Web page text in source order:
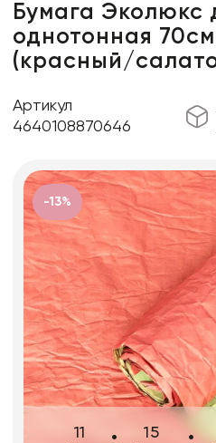
Декор для дома
Сухоцветы
Товары для флористов
Изделия из металла
Искусственные цветы и растения
Декоративные вазы, кашпо
Фоамиран
Свечи
Игрушки мягкие
Бумага Эколюкс
однотонная
(красный/
Артикул
4640108870646
-13%
11 15